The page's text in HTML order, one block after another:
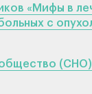
«Мифы в
с
общество